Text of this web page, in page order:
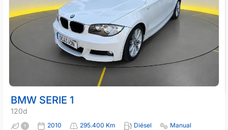
BMW SERIE 1
120d
2010 295.400 Km Diésel
Manual